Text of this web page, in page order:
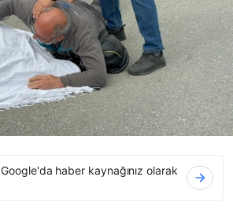
Google'da haber kaynağınız olarak